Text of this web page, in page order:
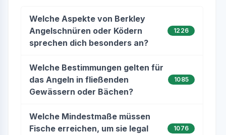
Welche Aspekte von Berkley
Angelschnüren oder Ködern
sprechen dich besonders an?
1226
Welche Bestimmungen gelten für
das Angeln in fließenden
Gewässern oder Bächen?
1085
Welche Mindestmaße müssen
Fische erreichen, um sie legal
1076